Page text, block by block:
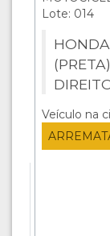
Lote: 014
Veículo na